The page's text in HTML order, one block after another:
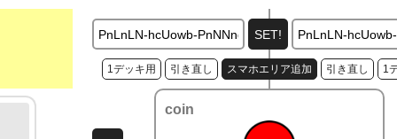
1デッキ用 引き直し スマホエリア追加 引き直し 1
coin